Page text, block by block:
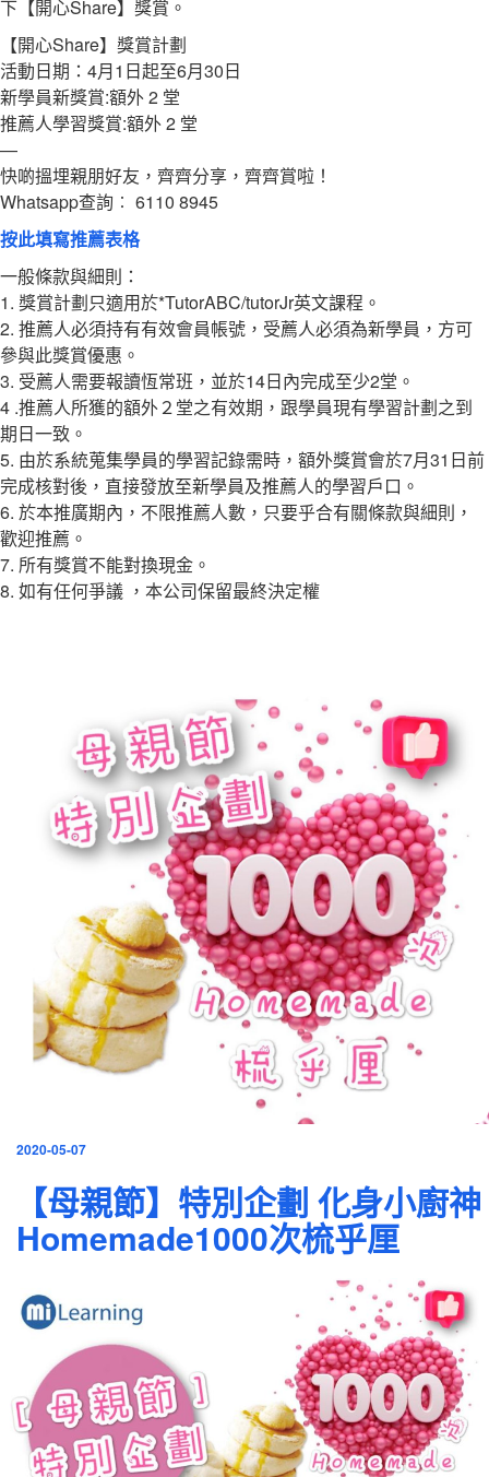
下【開心Share】獎賞。
【開心Share】獎賞計劃
活動日期：4月1日起至6月30日
新學員新獎賞:額外 2 堂
推薦人學習獎賞:額外 2 堂
—
快啲搵埋親朋好友，齊齊分享，齊齊賞啦！
Whatsapp查詢︰ 6110 8945
按此填寫推薦表格
一般條款與細則：
1. 獎賞計劃只適用於*TutorABC/tutorJr英文課程。
2. 推薦人必須持有有效會員帳號，受薦人必須為新學員，方可
參與此獎賞優惠。
3. 受薦人需要報讀恆常班，並於14日內完成至少2堂。
4 .推薦人所獲的額外２堂之有效期，跟學員現有學習計劃之到
期日一致。
5. 由於系統蒐集學員的學習記錄需時，額外獎賞會於7月31日前
完成核對後，直接發放至新學員及推薦人的學習戶口。
6. 於本推廣期內，不限推薦人數，只要乎合有關條款與細則，
歡迎推薦。
7. 所有獎賞不能對換現金。
8. 如有任何爭議 ，本公司保留最終決定權
發
2020-05-07
【母親節】特別企劃 化身小廚神
Homemade1000次梳乎厘